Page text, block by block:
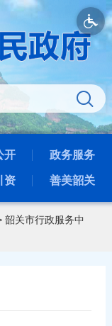
开 政务服务
资 善美韶关
韶关市行政服务中